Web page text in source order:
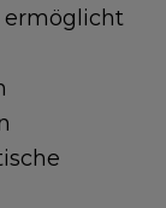
ermöglicht